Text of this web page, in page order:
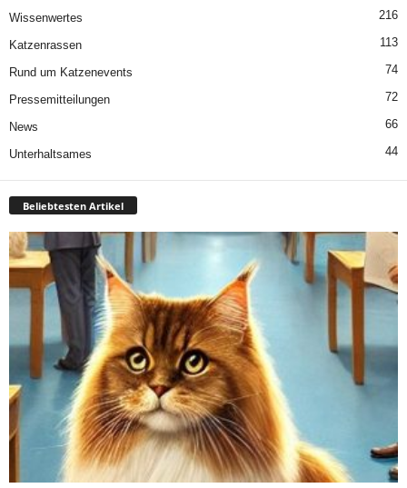
Wissenwertes 216
Katzenrassen 113
Rund um Katzenevents 74
Pressemitteilungen 72
News 66
Unterhaltsames 44
Beliebtesten Artikel